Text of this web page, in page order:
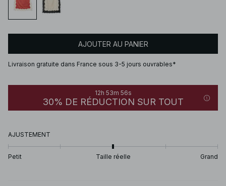
AJOUTER AU PANIER
Livraison gratuite dans France sous 3-5 jours ouvrables*
12h 53m 56s
30% DE RÉDUCTION SUR TOUT
AJUSTEMENT
Petit Taille réelle Grand